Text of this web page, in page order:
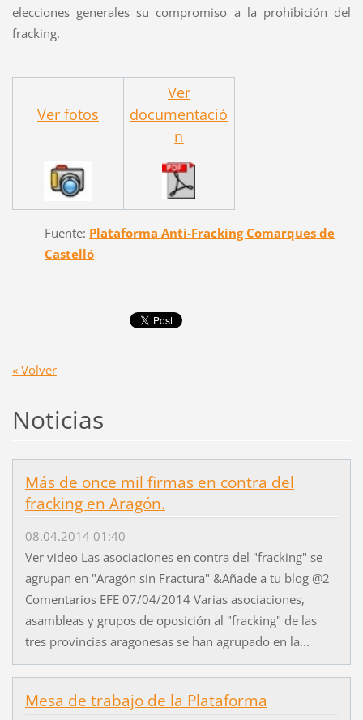
elecciones generales su compromiso a la prohibición del
fracking.
Ver fotos
Ver
documentació
n
Fuente: Plataforma Anti-Fracking Comarques de
Castelló
« Volver
Noticias
Más de once mil firmas en contra del
fracking en Aragón.
08.04.2014 01:40
Ver video Las asociaciones en contra del "fracking" se
agrupan en "Aragón sin Fractura" &Añade a tu blog @2
Comentarios EFE 07/04/2014 Varias asociaciones,
asambleas y grupos de oposición al "fracking" de las
tres provincias aragonesas se han agrupado en la...
Mesa de trabajo de la Plataforma